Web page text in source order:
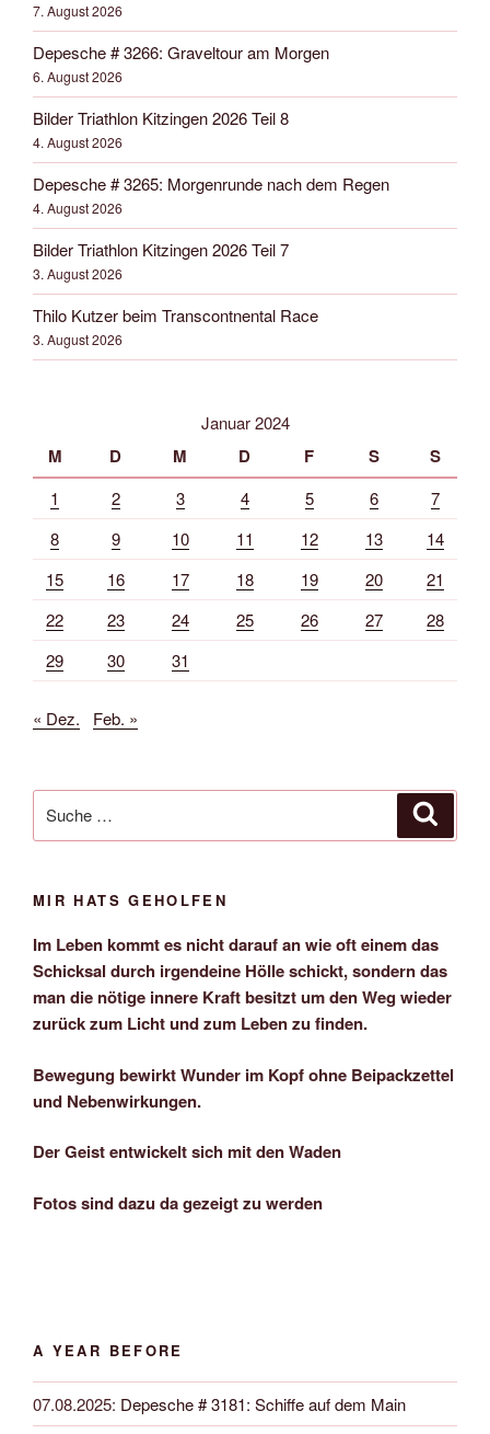
7. August 2026
Depesche # 3266: Graveltour am Morgen
6. August 2026
Bilder Triathlon Kitzingen 2026 Teil 8
4. August 2026
Depesche # 3265: Morgenrunde nach dem Regen
4. August 2026
Bilder Triathlon Kitzingen 2026 Teil 7
3. August 2026
Thilo Kutzer beim Transcontnental Race
3. August 2026
Januar 2024
M D M D F S S
1 2 3 4 5 6
7
8
9 10 11 12 13
14
15
16 17 18 19 20
21
22
23 24 25 26 27
28
29
30 31
« Dez. Feb. »
nach:
MIR HATS GEHOLFEN
Im Leben kommt es nicht darauf an wie oft einem das
Schicksal durch irgendeine Hölle schickt, sondern das
man die nötige innere Kraft besitzt um den Weg wieder
zurück zum Licht und zum Leben zu finden.
Bewegung bewirkt Wunder im Kopf ohne Beipackzettel
und Nebenwirkungen.
Der Geist entwickelt sich mit den Waden
Fotos sind dazu da gezeigt zu werden
A YEAR BEFORE
07.08.2025: Depesche # 3181: Schiffe auf dem Main